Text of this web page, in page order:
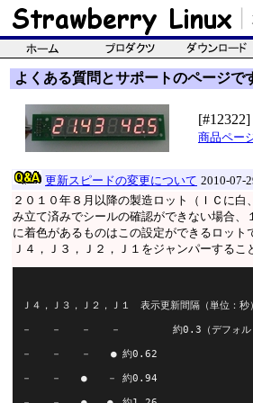
よくある質問とサポートのページで
[#12322]
商品ペー
更新スピードの変更について 2010-07-
２０１０年８月以降の製造ロット（ＩＣに
み立て済みでシールの確認ができない場合
に着色があるものはこの設定ができるロット
Ｊ４，Ｊ３，Ｊ２，Ｊ１をジャンパーするこ
Ｊ４，Ｊ３，Ｊ２，Ｊ１　表示更新間隔（単位：秒）
－　　－　　－　　－	約0.3（デフ
－　　－　　－　　●	約0.62
－　　－　　●　　－	約0.94